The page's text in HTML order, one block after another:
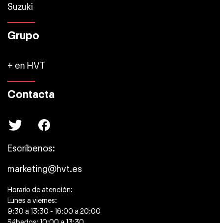
Suzuki
Grupo
+ en HVT
Contacta
Escríbenos:
marketing@hvt.es
Horario de atención:
Lunes a viernes:
9:30 a 13:30 - 16:00 a 20:00